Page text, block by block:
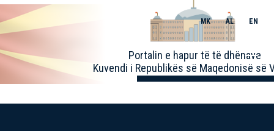
Portalin e hapur të të dhënave
Kuvendi i Republikës së Maqedonisë së
MK AL EN
Toggle